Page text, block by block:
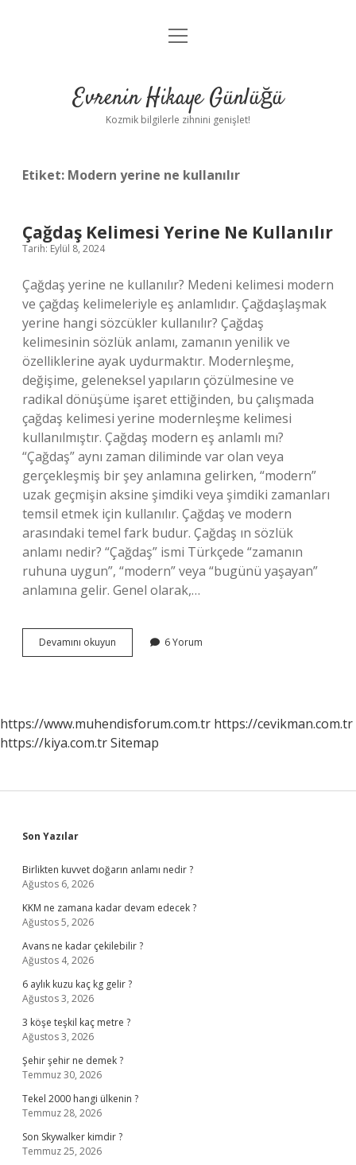
Anasayfa
Yasal Uyarı
menüyü
Evrenin Hikaye Günlüğü
Kozmik bilgilerle zihnini genişlet!
Etiket: Modern yerine ne kullanılır
Çağdaş Kelimesi Yerine Ne Kullanılır
Tarih: Eylül 8, 2024
Çağdaş yerine ne kullanılır? Medeni kelimesi modern
ve çağdaş kelimeleriyle eş anlamlıdır. Çağdaşlaşmak
yerine hangi sözcükler kullanılır? Çağdaş
kelimesinin sözlük anlamı, zamanın yenilik ve
özelliklerine ayak uydurmaktır. Modernleşme,
değişime, geleneksel yapıların çözülmesine ve
radikal dönüşüme işaret ettiğinden, bu çalışmada
çağdaş kelimesi yerine modernleşme kelimesi
kullanılmıştır. Çağdaş modern eş anlamlı mı?
“Çağdaş” aynı zaman diliminde var olan veya
gerçekleşmiş bir şey anlamına gelirken, “modern”
uzak geçmişin aksine şimdiki veya şimdiki zamanları
temsil etmek için kullanılır. Çağdaş ve modern
arasındaki temel fark budur. Çağdaş ın sözlük
anlamı nedir? “Çağdaş” ismi Türkçede “zamanın
ruhuna uygun”, “modern” veya “bugünü yaşayan”
anlamına gelir. Genel olarak,…
Devamını okuyun
Kelimesi
6 Yorum
https://www.muhendisforum.com.tr https://cevikman.com.tr
https://kiya.com.trSitemap
Sidebar
Son Yazılar
Birlikten kuvvet doğarın anlamı nedir ?
Ağustos 6, 2026
KKM ne zamana kadar devam edecek ?
Ağustos 5, 2026
Avans ne kadar çekilebilir ?
Ağustos 4, 2026
6 aylık kuzu kaç kg gelir ?
Ağustos 3, 2026
3 köşe teşkil kaç metre ?
Ağustos 3, 2026
Şehir şehir ne demek ?
Temmuz 30, 2026
Tekel 2000 hangi ülkenin ?
Temmuz 28, 2026
Son Skywalker kimdir ?
Temmuz 25, 2026